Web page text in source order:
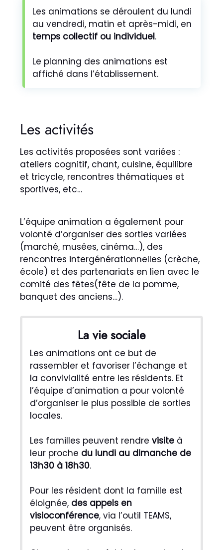
Les animations se déroulent du lundi
au vendredi, matin et après-midi, en
temps collectif ou individuel.
Le planning des animations est
affiché dans l’établissement.
Les activités
Les activités proposées sont variées :
ateliers cognitif, chant, cuisine, équilibre
et tricycle, rencontres thématiques et
sportives, etc…
L’équipe animation a également pour
volonté d’organiser des sorties variées
(marché, musées, cinéma…), des
rencontres intergénérationnelles (crèche,
école) et des partenariats en lien avec le
comité des fêtes(fête de la pomme,
banquet des anciens…).
La vie sociale
Les animations ont ce but de
rassembler et favoriser l’échange et
la convivialité entre les résidents. Et
l’équipe d’animation a pour volonté
d’organiser le plus possible de sorties
locales.
Les familles peuvent rendre visite à
leur proche du lundi au dimanche de
13h30 à 18h30.
Pour les résident dont la famille est
éloignée, des appels en
visioconférence, via l’outil TEAMS,
peuvent être organisés.